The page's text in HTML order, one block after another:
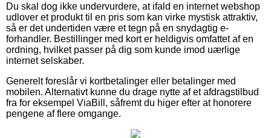
Du skal dog ikke undervurdere, at ifald en internet webshop
udlover et produkt til en pris som kan virke mystisk attraktiv,
så er det undertiden være et tegn på en snydagtig e-
forhandler. Bestillinger med kort er heldigvis omfattet af en
ordning, hvilket passer på dig som kunde imod uærlige
internet selskaber.
Generelt foreslår vi kortbetalinger eller betalinger med
mobilen. Alternativt kunne du drage nytte af et afdragstilbud
fra for eksempel ViaBill, såfremt du higer efter at honorere
pengene af flere omgange.